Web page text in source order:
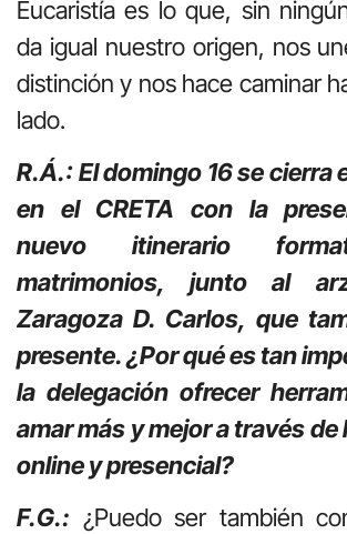
Eucaristía es lo que, sin
da igual nuestro origen, nos
distinción y nos hace caminar
lado.
R.Á.: El domingo 16 se cierra
en el CRETA con la
nuevo itinerario
matrimonios, junto al
Zaragoza D. Carlos, que
presente. ¿Por qué es tan
la delegación ofrecer
amar más y mejor a través
online y presencial?
F.G.: ¿Puedo ser también